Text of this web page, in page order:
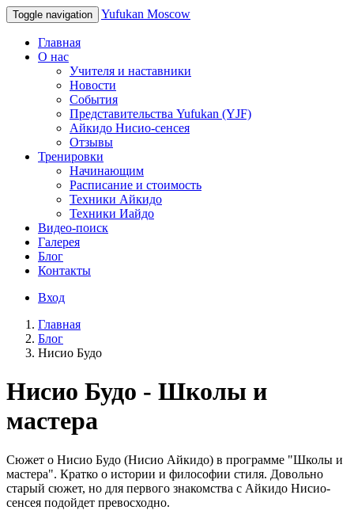
Toggle navigation Yufukan Moscow
Главная
О нас
Учителя и наставники
Новости
События
Представительства Yufukan (YJF)
Айкидо Нисио-сенсея
Отзывы
Тренировки
Начинающим
Расписание и стоимость
Техники Айкидо
Техники Иайдо
Видео-поиск
Галерея
Блог
Контакты
Вход
Главная
Блог
Нисио Будо
Нисио Будо - Школы и
мастера
Сюжет о Нисио Будо (Нисио Айкидо) в программе "Школы и
мастера". Кратко о истории и философии стиля. Довольно
старый сюжет, но для первого знакомства с Айкидо Нисио-
сенсея подойдет превосходно.